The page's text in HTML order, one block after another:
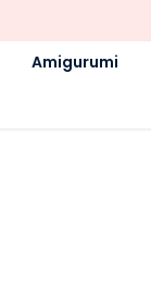
Amigurumi